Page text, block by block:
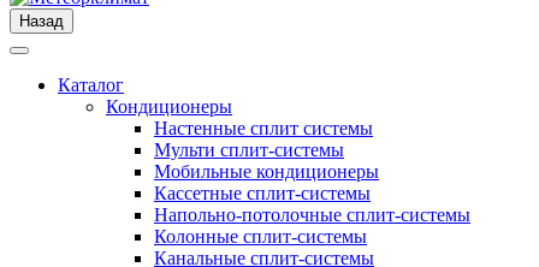
Назад
Каталог
Кондиционеры
Настенные сплит системы
Мульти сплит-системы
Мобильные кондиционеры
Кассетные сплит-системы
Напольно-потолочные сплит-системы
Колонные сплит-системы
Канальные сплит-системы